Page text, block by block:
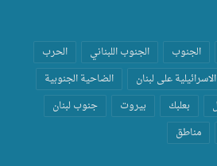
الجنوب الجنوب اللبناني
الحرب
على لبنان
الضاحية الجنوبية
بعلبك بيروت
جنوب لبنان
مناطق